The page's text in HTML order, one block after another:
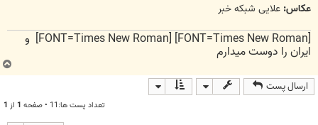
عكاس: علایی شبکه خبر
[FONT=Times New Roman] [FONT=Times New Roman] و
ایران را دوست میدارم
ارسال پست
تعداد پست ها:11 • صفحه 1 از 1